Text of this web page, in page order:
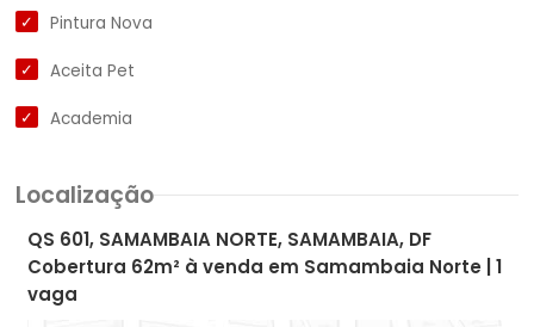
Pintura Nova
Aceita Pet
Academia
Localização
QS 601, SAMAMBAIA NORTE, SAMAMBAIA, DF
Cobertura 62m² à venda em Samambaia Norte | 1
vaga